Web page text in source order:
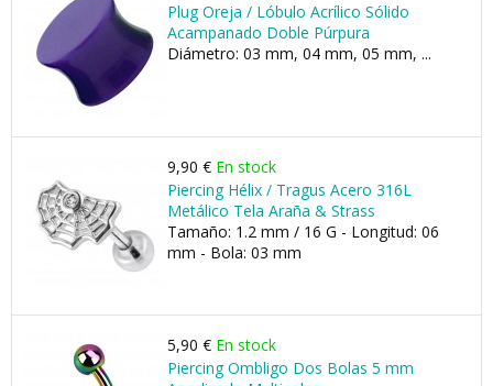
Plug Oreja / Lóbulo Acrílico Sólido
Acampanado Doble Púrpura
Diámetro: 03 mm, 04 mm, 05 mm, ...
9,90 € En stock
Piercing Hélix / Tragus Acero 316L
Metálico Tela Araña & Strass
Tamaño: 1.2 mm / 16 G - Longitud: 06
mm - Bola: 03 mm
5,90 € En stock
Piercing Ombligo Dos Bolas 5 mm